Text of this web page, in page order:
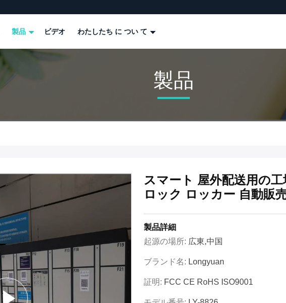
製品 ビデオ わたしたち に つい て
製品
スマート 屋外配送用の
ロック ロッカー 自動販
製品詳細
起源の場所: 広東,中国
ブランド名: Longyuan
証明: FCC CE RoHS ISO9001